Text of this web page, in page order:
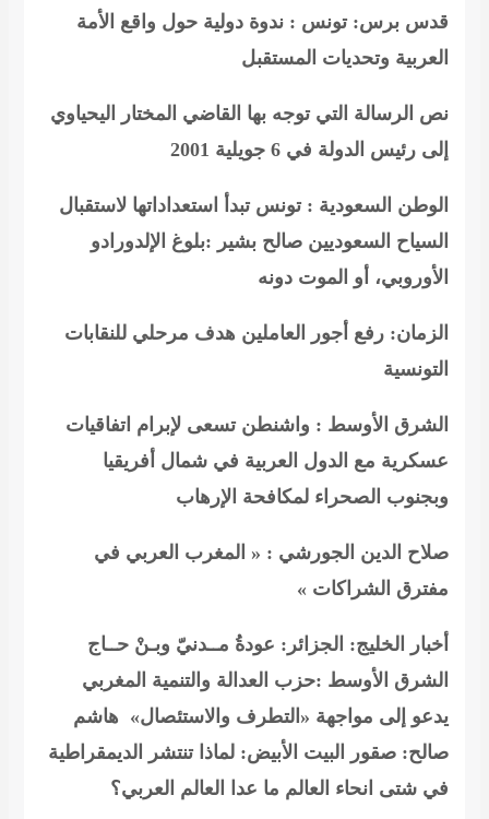
قدس برس: تونس : ندوة دولية حول واقع الأمة
العربية وتحديات المستقبل
نص الرسالة التي توجه بها القاضي المختار اليحياوي
إلى رئيس الدولة في 6 جويلية 2001
الوطن السعودية : تونس تبدأ استعداداتها لاستقبال
السياح السعوديين صالح بشير :بلوغ الإلدورادو
الأوروبي، أو الموت دونه
الزمان: رفع أجور العاملين هدف مرحلي للنقابات
التونسية
الشرق الأوسط : واشنطن تسعى لإبرام اتفاقيات
عسكرية مع الدول العربية في شمال أفريقيا
وبجنوب الصحراء لمكافحة الإرهاب
صلاح الدين الجورشي : « المغرب العربي في
مفترق الشراكات »
أخبار الخليج: الجزائر: عودةُ مــدنيّ وبـنْ حــاج
الشرق الأوسط :حزب العدالة والتنمية المغربي
يدعو إلى مواجهة «التطرف والاستئصال» هاشم
صالح: صقور البيت الأبيض: لماذا تنتشر الديمقراطية
في شتى انحاء العالم ما عدا العالم العربي؟